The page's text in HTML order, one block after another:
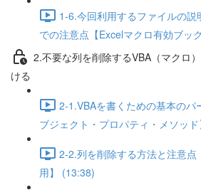
1-6.今回利用するファイルの説
での注意点【Excelマクロ有効ブッ
2.不要な列を削除するVBA（マクロ
ける
2-1.VBAを書くための基本のパ
ブジェクト・プロパティ・メソッ
2-2.列を削除する方法と注意
用】 (13:38)